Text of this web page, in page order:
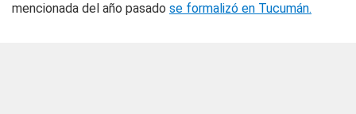
mencionada del año pasado se formalizó en Tucumán.